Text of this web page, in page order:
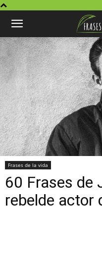
Frases de la vida
60 Frases de
rebelde actor